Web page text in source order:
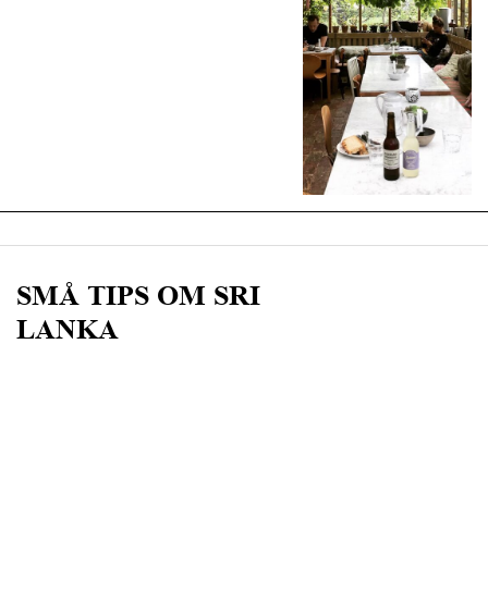
SMÅ TIPS OM SRI
LANKA